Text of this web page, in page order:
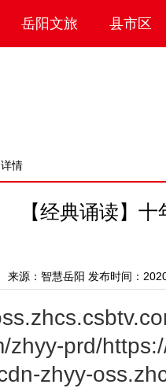
岳阳文旅 县市区
详情
【经典诵读】
来源： 智慧岳阳 发布时间：